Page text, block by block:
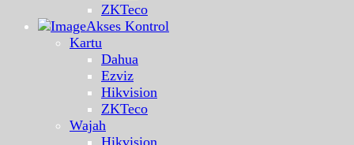
ZKTeco
Akses Kontrol
Kartu
Dahua
Ezviz
Hikvision
ZKTeco
Wajah
Hikvision